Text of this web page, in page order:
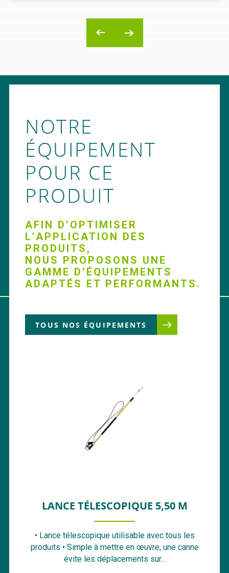
NOTRE
ÉQUIPEMENT
POUR CE
PRODUIT
AFIN D’OPTIMISER
L’APPLICATION DES
PRODUITS,
NOUS PROPOSONS UNE
GAMME D’ÉQUIPEMENTS
ADAPTÉS ET PERFORMANTS.
TOUS NOS ÉQUIPEMENTS
LANCE TÉLESCOPIQUE 5,50 M
• Lance télescopique utilisable avec tous les
produits • Simple à mettre en œuvre, une canne
évite les déplacements sur...